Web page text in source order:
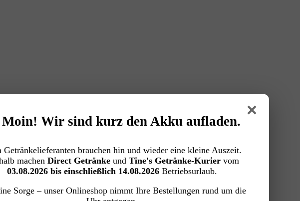
×
Wir sind kurz den Akku aufladen.
Getränkelieferanten brauchen hin und wieder eine kleine Auszeit.
machen Direct Getränkeund Tine's Getränke-Kuriervom
03.08.2026 bis einschließlich 14.08.2026Betriebsurlaub.
Sorge – unser Onlineshop nimmt Ihre Bestellungen rund um die